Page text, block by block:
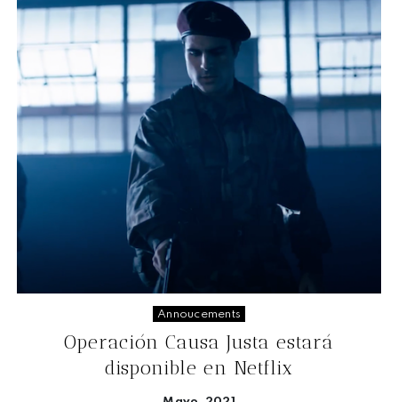
Annoucements
Operación Causa Justa estará
disponible en Netflix